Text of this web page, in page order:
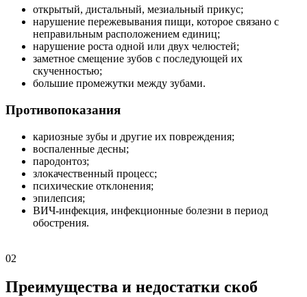
открытый, дистальный, мезиальный прикус;
нарушение пережевывания пищи, которое связано с
неправильным расположением единиц;
нарушение роста одной или двух челюстей;
заметное смещение зубов с последующей их
скученностью;
большие промежутки между зубами.
Противопоказания
кариозные зубы и другие их повреждения;
воспаленные десны;
пародонтоз;
злокачественный процесс;
психические отклонения;
эпилепсия;
ВИЧ-инфекция, инфекционные болезни в период
обострения.
02
Преимущества и недостатки скоб